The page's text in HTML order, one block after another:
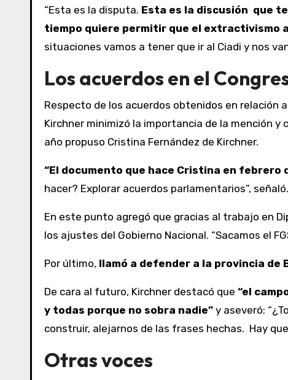
“Esta es la disputa. Esta es la discusión que
tiempo quiere permitir que el extractivismo
situaciones vamos a tener que ir al Ciadi y nos
Los acuerdos en el
Respecto de los acuerdos obtenidos en relación
Kirchner minimizó la importancia de la mención
año propuso Cristina Fernández de Kirchner.
“El documento que hace Cristina en
hacer? Explorar acuerdos parlamentarios”, señaló.
En este punto agregó que gracias al trabajo en
los ajustes del Gobierno Nacional. “Sacamos el
Por último, llamó a defender a la provincia de
De cara al futuro, Kirchner destacó que “el
y todas porque no sobra nadie” y aseveró:
construir, alejarnos de las frases hechas. Hay
Otras voces